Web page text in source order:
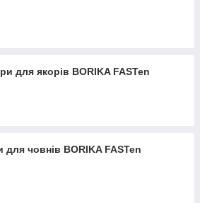
для якорів BORIKA FASTen
для човнів BORIKA FASTen